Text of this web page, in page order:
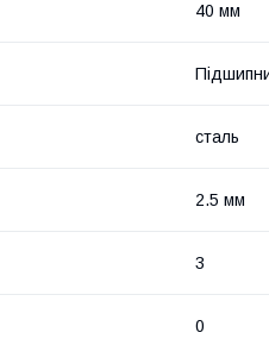
40 мм
сталь
2.5 мм
3
0